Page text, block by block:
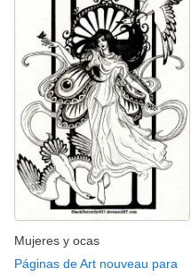
Mujeres y ocas
Páginas de Art nouveau para